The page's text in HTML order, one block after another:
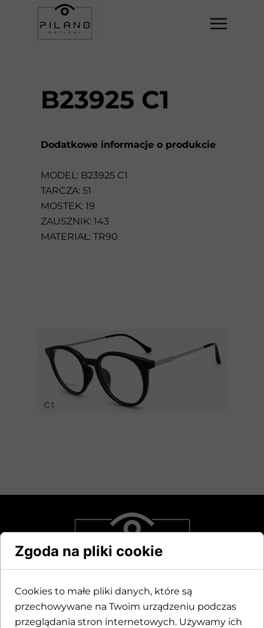
Dodatkowe informacje o produkcie
MODEL: B23925 C1
TARCZA: 51
MOSTEK: 19
ZAUSZNIK: 143
MATERIAŁ: TR90
B23925 C1
Dane kontaktowe
Zgoda na pliki cookie
Cookies to małe pliki danych, które są
przechowywane na Twoim urządzeniu podczas
przeglądania stron internetowych. Używamy ich